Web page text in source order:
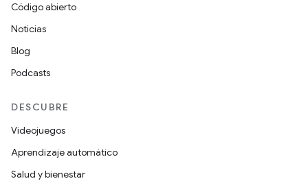
Código abierto
Noticias
Blog
Podcasts
DESCUBRE
Videojuegos
Aprendizaje automático
Salud y bienestar